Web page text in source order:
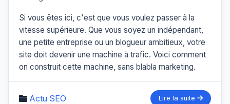
Si vous êtes ici, c'est que vous voulez passer à la
vitesse supérieure. Que vous soyez un indépendant,
une petite entreprise ou un blogueur ambitieux, votre
site doit devenir une machine à trafic. Voici comment
on construit cette machine, sans blabla marketing.
Actu SEO Lire la suite